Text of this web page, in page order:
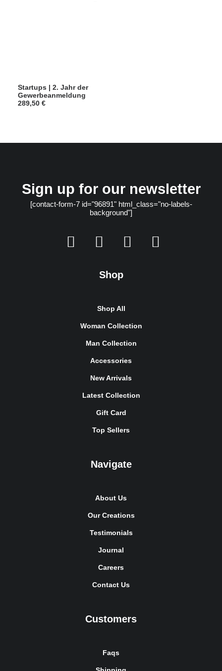
Startups | 2. Jahr der
Gewerbeanmeldung
289,50 €
Sign up for our newsletter
[contact-form-7 id="96891" html_class="no-labels-
background"]
Shop
Shop All
Woman Collection
Man Collection
Accessories
New Arrivals
Latest Collection
Gift Card
Top Sellers
Navigate
About Us
Our Creations
Testimonials
Journal
Careers
Contact Us
Customers
Faqs